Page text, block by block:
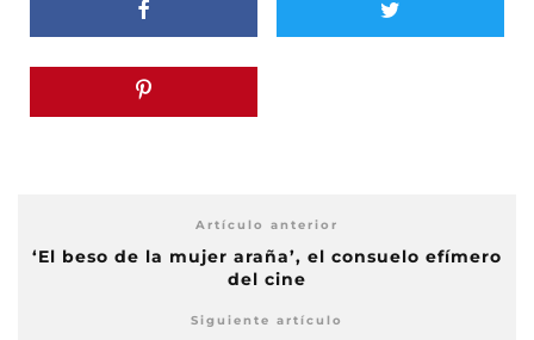
Artículo anterior
‘El beso de la mujer araña’, el consuelo efímero
del cine
Siguiente artículo